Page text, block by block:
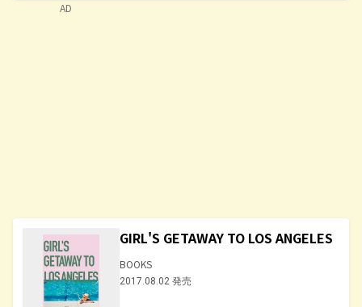
GIRL'S GETAWAY TO LOS ANGELES
BOOKS
2017.08.02 発売
AD